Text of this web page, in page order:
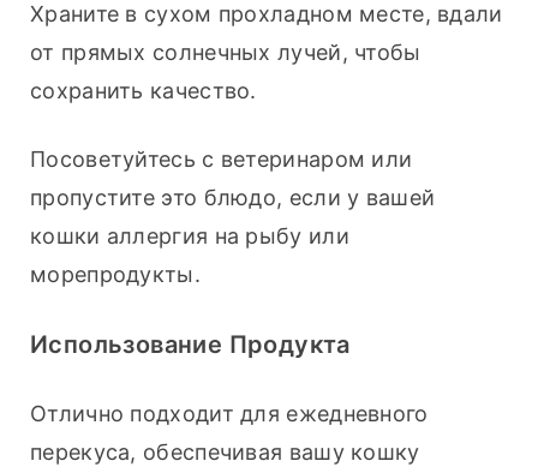
Храните в сухом прохладном месте, вдали
от прямых солнечных лучей, чтобы
сохранить качество.
Посоветуйтесь с ветеринаром или
пропустите это блюдо, если у вашей
кошки аллергия на рыбу или
морепродукты.
Использование Продукта
Отлично подходит для ежедневного
перекуса, обеспечивая вашу кошку